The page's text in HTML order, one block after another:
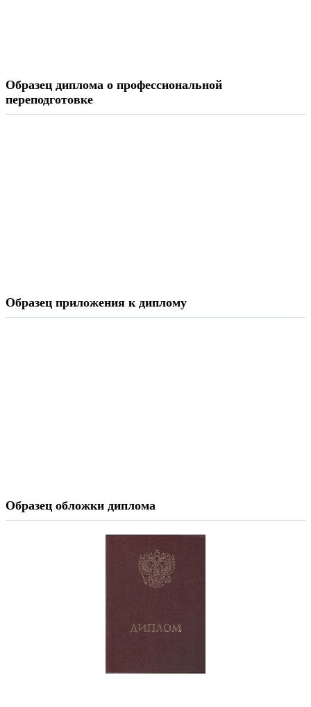
Образец диплома о профессиональной
переподготовке
Образец приложения к диплому
Образец обложки диплома